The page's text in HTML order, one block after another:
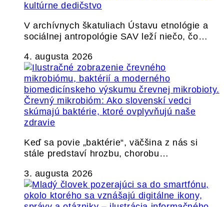
kultúrne dedičstvo
V archívnych škatuliach Ústavu etnológie a
sociálnej antropológie SAV leží niečo, čo…
4. augusta 2026
Črevný mikrobióm: Ako slovenskí vedci
skúmajú baktérie, ktoré ovplyvňujú naše
zdravie
Keď sa povie „baktérie“, väčšina z nás si
stále predstaví hrozbu, chorobu…
3. augusta 2026